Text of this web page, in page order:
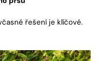
řešení je klíčové.